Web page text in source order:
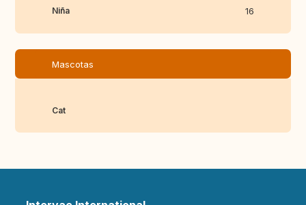
Niña 16
Mascotas
Cat